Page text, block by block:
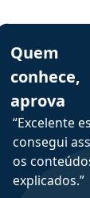
em depoimento
Sergio
Quem
conhece,
aprova
“Excelente
consegui
os
explicados.”